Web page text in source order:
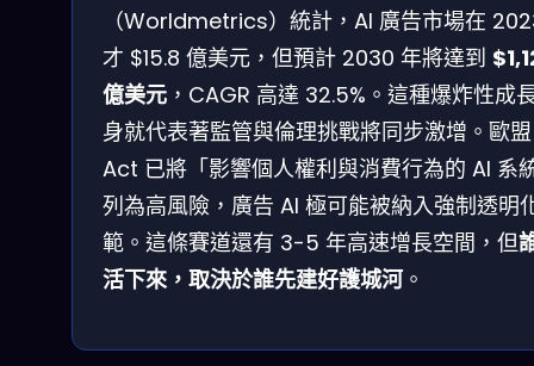
（Worldmetrics）統計，AI 廣告市場在
才 $15.8 億美元，但預計 2030 年將達到
億美元 ，CAGR 高達 32.5%。這種爆炸性成
身就代表著監管與倫理挑戰將同步激增。歐
Act 已將「影響個人權利與消費行為的 AI 系
列為高風險，廣告 AI 極可能被納入強制透明
範。這條賽道還有 3-5 年高速增長空間，但
活下來，取決於誰先建好護城河 。